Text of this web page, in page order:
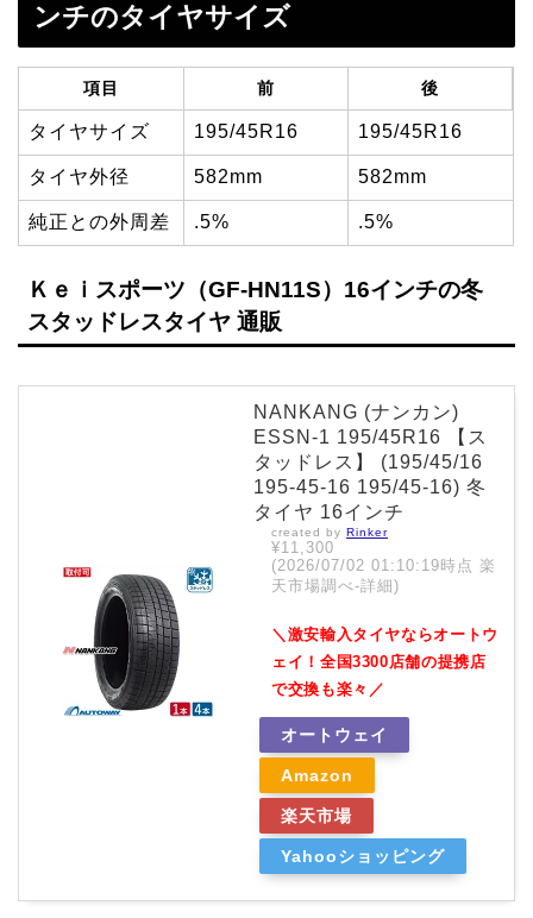
ンチのタイヤサイズ
項目 前 後
タイヤサイズ 195/45R16 195/45R16
タイヤ外径 582mm 582mm
純正との外周差 .5% .5%
Ｋｅｉスポーツ（GF-HN11S）16インチの冬
スタッドレスタイヤ 通販
NANKANG (ナンカン)
ESSN-1 195/45R16 【ス
タッドレス】 (195/45/16
195-45-16 195/45-16) 冬
タイヤ 16インチ
created by Rinker
¥11,300
(2026/07/02 01:10:19時点 楽
天市場調べ-詳細)
＼激安輸入タイヤならオートウ
ェイ！全国3300店舗の提携店
で交換も楽々／
オートウェイ
Amazon
楽天市場
Yahooショッピング